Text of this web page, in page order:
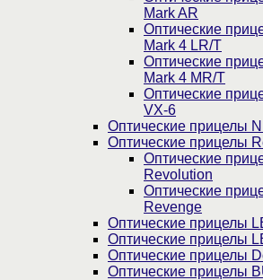
Mark AR
Оптические
Mark 4 LR/T
Оптические
Mark 4 MR/T
Оптические
VX-6
Оптические прицелы
Оптические прицелы
Оптические
Revolution
Оптические
Revenge
Оптические прицелы
Оптические прицелы
Оптические прицелы
Оптические прицелы